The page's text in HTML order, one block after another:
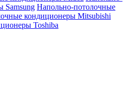
Samsung Напольно-потолочные
кондиционеры Mitsubishi
Toshiba